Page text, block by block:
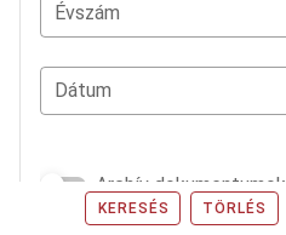
Évszám
Dátum
Archív dokumentumok
KERESÉS TÖRLÉS